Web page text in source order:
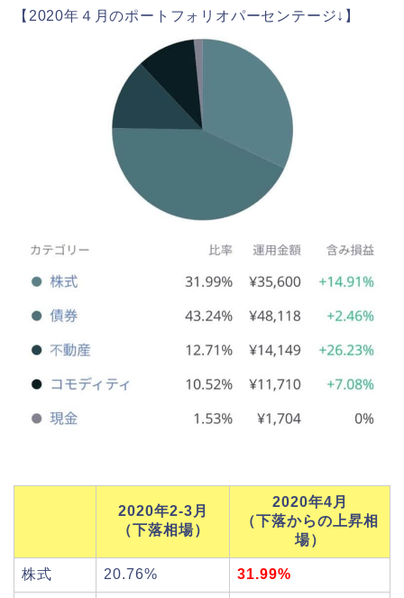
【2020年４月のポートフォリオパーセンテージ↓】
2020年2-3月
（下落相場）
2020年4月
（下落からの上昇相
場）
株式 20.76% 31.99%